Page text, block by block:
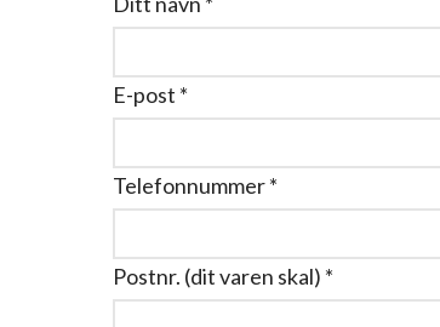
E-post *
Telefonnummer*
Postnr. (dit varen skal) *